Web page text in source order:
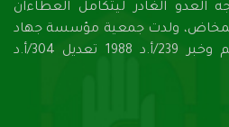
العدو الغادر ليتكامل العطاءان
المخاض، ولدت جمعية مؤسسة جهاد
البناء الإنمائيّة، بموجب علم وخبر 239/أ.د 1988 تعديل 304/أ.د